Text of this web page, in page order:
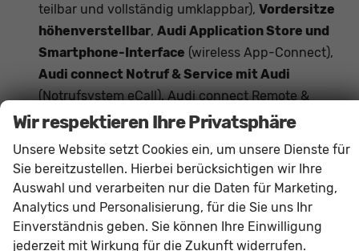
teilbar und vollständig umklappbar), Vordersitze
höhenverstellbar, Audi Application Store und
Smartphone-Interface (wireless App-Connect),
Audi connect Notruf & Service mit Audi
(Notrufsystem eCall), Audi connect Remote &
Control,Audi virtual Cockpit plus(11,9 Zoll
plus, Audi connect Navigation & Infotainment,
Audi Soundsystem(10 Lautsprecher inkl.
Centerspeaker und Subwoofer),Digitaler
Radioempfang DAB+, MMI Radio-
Navigationssystem plus mit MMI touch
Wir respektieren Ihre Privatsphäre
Unsere Website setzt Cookies ein, um unsere Dienste für
Sie bereitzustellen. Hierbei berücksichtigen wir Ihre
Auswahl und verarbeiten nur die Daten für Marketing,
Analytics und Personalisierung, für die Sie uns Ihr
Einverständnis geben. Sie können Ihre Einwilligung
jederzeit mit Wirkung für die Zukunft widerrufen.